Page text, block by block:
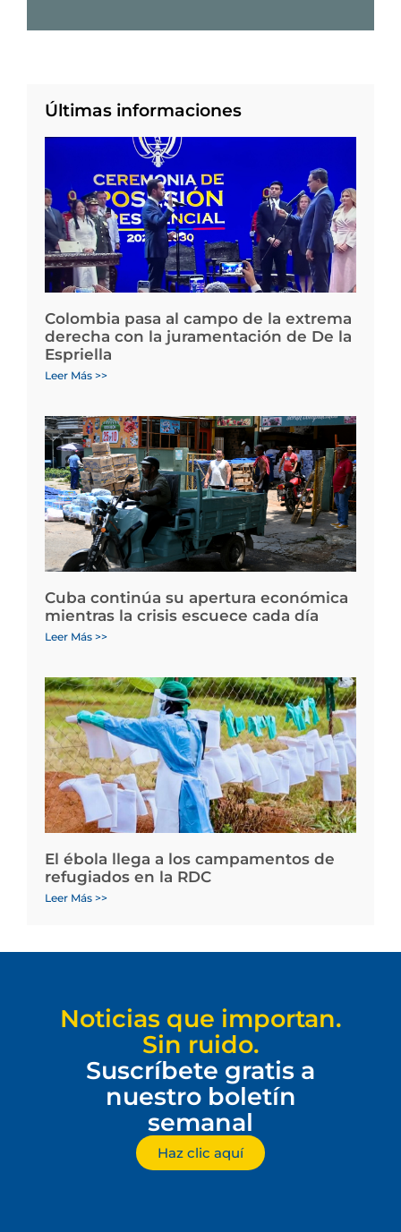
Últimas informaciones
Colombia pasa al campo de la extrema
derecha con la juramentación de De la
Espriella
Leer Más >>
Cuba continúa su apertura económica
mientras la crisis escuece cada día
Leer Más >>
El ébola llega a los campamentos de
refugiados en la RDC
Leer Más >>
Noticias que importan.
Sin ruido.
Suscríbete gratis a
nuestro boletín
semanal
Haz clic aquí